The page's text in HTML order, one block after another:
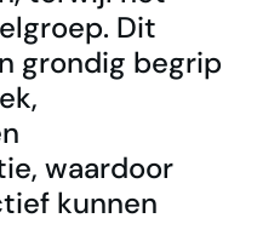
Dit
grondig begrip
waardoor
kunnen